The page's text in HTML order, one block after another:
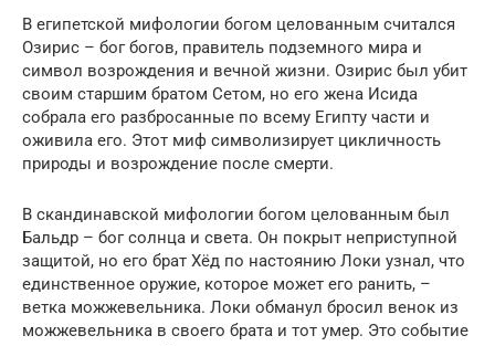
В египетской мифологии богом целованным считался
Озирис – бог богов, правитель подземного мира и
символ возрождения и вечной жизни. Озирис был убит
своим старшим братом Сетом, но его жена Исида
собрала его разбросанные по всему Египту части и
оживила его. Этот миф символизирует цикличность
природы и возрождение после смерти.
В скандинавской мифологии богом целованным был
Бальдр – бог солнца и света. Он покрыт неприступной
защитой, но его брат Хёд по настоянию Локи узнал, что
единственное оружие, которое может его ранить, –
ветка можжевельника. Локи обманул бросил венок из
можжевельника в своего брата и тот умер. Это событие